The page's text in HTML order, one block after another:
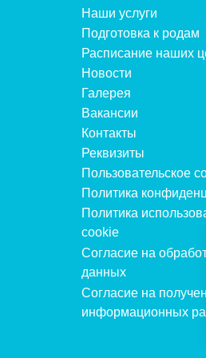
Наши услуги
Подготовка к родам
Расписание наших
Новости
Галерея
Вакансии
Контакты
Реквизиты
Пользовательское
Политика
Политика
cookie
Согласие на
данных
Согласие на
информационных